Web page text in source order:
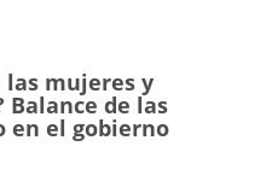
las mujeres y
Balance de las
en el gobierno